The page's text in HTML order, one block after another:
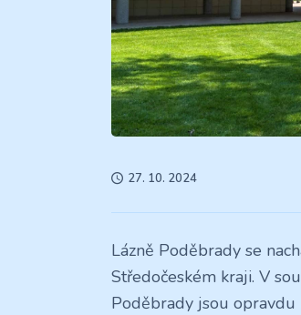
27. 10. 2024
Lázně Poděbrady se
Středočeském kraji. V
Poděbrady jsou opravdu